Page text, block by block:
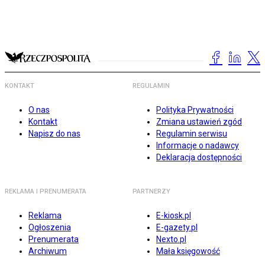
KONTAKT
O nas
Kontakt
Napisz do nas
REGULAMIN
Polityka Prywatności
Zmiana ustawień zgód
Regulamin serwisu
Informacje o nadawcy
Deklaracja dostępności
REKLAMA I PRENUMERATA
Reklama
Ogłoszenia
Prenumerata
Archiwum
PARTNERZY
E-kiosk.pl
E-gazety.pl
Nexto.pl
Mała księgowość